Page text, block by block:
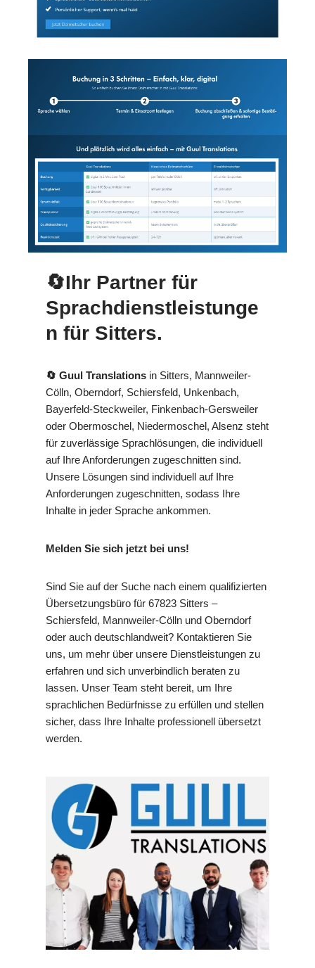
🔄Ihr Partner für
Sprachdienstleistunge
n für Sitters.
🔄 Guul Translations in Sitters, Mannweiler-
Cölln, Oberndorf, Schiersfeld, Unkenbach,
Bayerfeld-Steckweiler, Finkenbach-Gersweiler
oder Obermoschel, Niedermoschel, Alsenz steht
für zuverlässige Sprachlösungen, die individuell
auf Ihre Anforderungen zugeschnitten sind.
Unsere Lösungen sind individuell auf Ihre
Anforderungen zugeschnitten, sodass Ihre
Inhalte in jeder Sprache ankommen.
Melden Sie sich jetzt bei uns!
Sind Sie auf der Suche nach einem qualifizierten
Übersetzungsbüro für 67823 Sitters –
Schiersfeld, Mannweiler-Cölln und Oberndorf
oder auch deutschlandweit? Kontaktieren Sie
uns, um mehr über unsere Dienstleistungen zu
erfahren und sich unverbindlich beraten zu
lassen. Unser Team steht bereit, um Ihre
sprachlichen Bedürfnisse zu erfüllen und stellen
sicher, dass Ihre Inhalte professionell übersetzt
werden.